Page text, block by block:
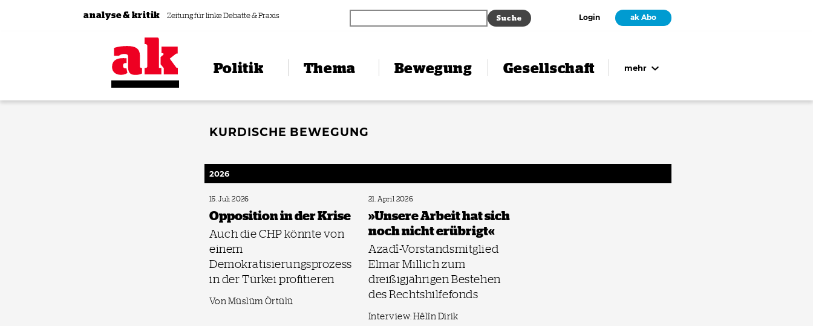
Zum Inhalt springen
analyse & kritik Zeitung für linke Debatte & Praxis Login ak Abo
Politik Thema Bewegung Gesellschaft mehr
KURDISCHE BEWEGUNG
2026
15. Juli 2026
Opposition in der Krise
Auch die CHP könnte von
einem
Demokratisierungsprozess
in der Türkei profitieren
Von Müslüm Örtülü
21. April 2026
»Unsere Arbeit hat sich
noch nicht erübrigt«
Azadî-Vorstandsmitglied
Elmar Millich zum
dreißigjährigen Bestehen
des Rechtshilfefonds
Interview: Hêlîn Dirik